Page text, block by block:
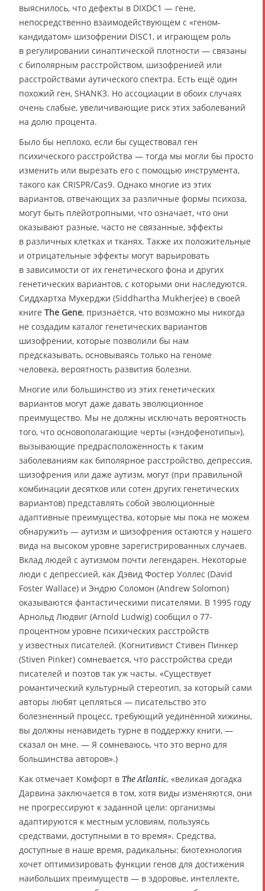
выяснилось, что дефекты в DIXDC1 — гене,
непосредственно взаимодействующем с «геном-
кандидатом» шизофрении DISC1, и играющем роль
в регулировании синаптической плотности — связаны
с биполярным расстройством, шизофренией или
расстройствами аутического спектра. Есть ещё один
похожий ген, SHANK3. Но ассоциации в обоих случаях
очень слабые, увеличивающие риск этих заболеваний
на долю процента.
Было бы неплохо, если бы существовал ген
психического расстройства — тогда мы могли бы просто
изменить или вырезать его с помощью инструмента,
такого как CRISPR/Cas9. Однако многие из этих
вариантов, отвечающих за различные формы психоза,
могут быть плейотропными, что означает, что они
оказывают разные, часто не связанные, эффекты
в различных клетках и тканях. Также их положительные
и отрицательные эффекты могут варьировать
в зависимости от их генетического фона и других
генетических вариантов, с которыми они наследуются.
Сиддхартха Мукерджи (Siddhartha Mukherjee) в своей
книге The Gene, признаётся, что возможно мы никогда
не создадим каталог генетических вариантов
шизофрении, которые позволили бы нам
предсказывать, основываясь только на геноме
человека, вероятность развития болезни.
Многие или большинство из этих генетических
вариантов могут даже давать эволюционное
преимущество. Мы не должны исключать вероятность
того, что основополагающие черты («эндофенотипы»),
вызывающие предрасположенность к таким
заболеваниям как биполярное расстройство, депрессия,
шизофрения или даже аутизм, могут (при правильной
комбинации десятков или сотен других генетических
вариантов) представлять собой эволюционные
адаптивные преимущества, которые мы пока не можем
обнаружить — аутизм и шизофрения остаются у нашего
вида на высоком уровне зарегистрированных случаев.
Вклад людей с аутизмом почти легендарен. Некоторые
люди с депрессией, как Дэвид Фостер Уоллес (David
Foster Wallace) и Эндрю Соломон (Andrew Solomon)
оказываются фантастическими писателями. В 1995 году
Арнольд Людвиг (Arnold Ludwig) сообщил о 77-
процентном уровне психических расстройств
у известных писателей. (Когнитивист Стивен Пинкер
(Stiven Pinker) сомневается, что расстройства среди
писателей и поэтов так уж часты. «Существует
романтический культурный стереотип, за который сами
авторы любят цепляться — писательство это
болезненный процесс, требующий уединённой хижины,
вы должны ненавидеть турне в поддержку книги, —
сказал он мне. — Я сомневаюсь, что это верно для
большинства авторов».)
Как отмечает Комфорт в The Atlantic, «великая догадка
Дарвина заключается в том, хотя виды изменяются, они
не прогрессируют к заданной цели: организмы
адаптируются к местным условиям, пользуясь
средствами, доступными в то время». Средства,
доступные в наше время, радикальны: биотехнология
хочет оптимизировать функции генов для достижения
наибольших преимуществ — в здоровье, интеллекте,